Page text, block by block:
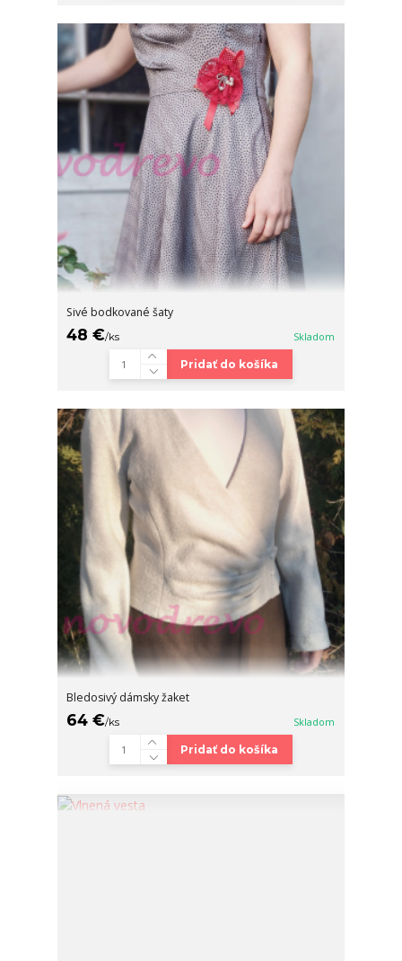
Sivé bodkované šaty
48 €/ks Skladom
Pridať do košíka
Bledosivý dámsky žaket
64 €/ks Skladom
Pridať do košíka